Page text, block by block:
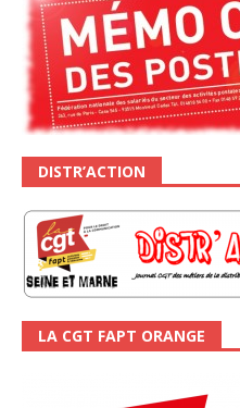
DISTR’ACTION
LA CGT FAPT ORANGE